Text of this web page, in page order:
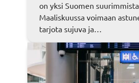
on yksi Suomen
Maaliskuussa voimaan
tarjota sujuva ja…